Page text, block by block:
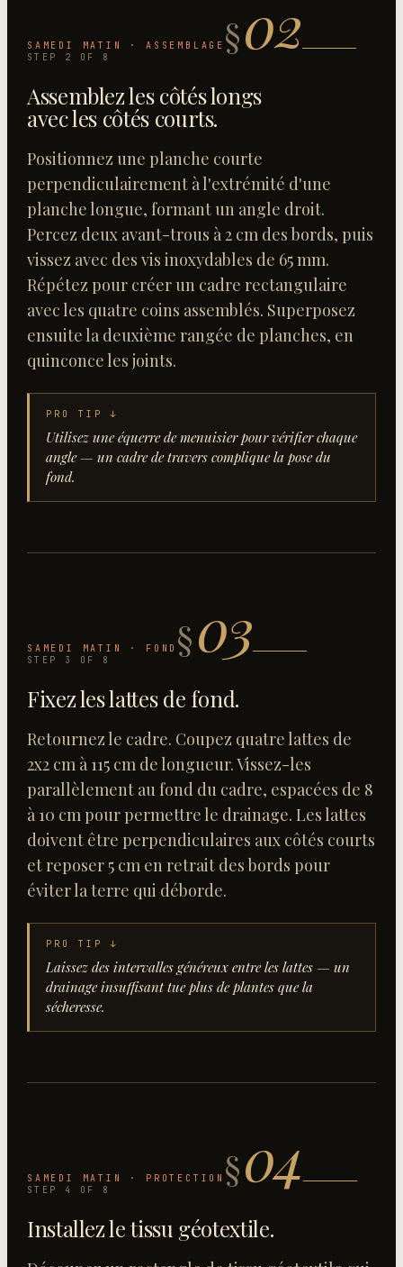
SAMEDI MATIN · ASSEMBLAGE §02
STEP 2 OF 8
Assemblez les côtés longs
avec les côtés courts.
Positionnez une planche courte
perpendiculairement à l'extrémité d'une
planche longue, formant un angle droit.
Percez deux avant-trous à 2 cm des bords, puis
vissez avec des vis inoxydables de 65 mm.
Répétez pour créer un cadre rectangulaire
avec les quatre coins assemblés. Superposez
ensuite la deuxième rangée de planches, en
quinconce les joints.
PRO TIP ↓
Utilisez une équerre de menuisier pour vérifier chaque
angle — un cadre de travers complique la pose du
fond.
SAMEDI MATIN · FOND §03
STEP 3 OF 8
Fixez les lattes de fond.
Retournez le cadre. Coupez quatre lattes de
2x2 cm à 115 cm de longueur. Vissez-les
parallèlement au fond du cadre, espacées de 8
à 10 cm pour permettre le drainage. Les lattes
doivent être perpendiculaires aux côtés courts
et reposer 5 cm en retrait des bords pour
éviter la terre qui déborde.
PRO TIP ↓
Laissez des intervalles généreux entre les lattes — un
drainage insuffisant tue plus de plantes que la
sécheresse.
SAMEDI MATIN · PROTECTION §04
STEP 4 OF 8
Installez le tissu géotextile.